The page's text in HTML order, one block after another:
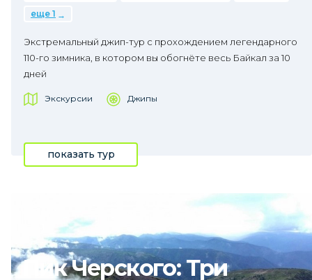
еще 1
Экстремальный джип-тур с прохождением легендарного
110-го зимника, в котором вы обогнёте весь Байкал за 10
дней
Экскурсии Джипы
показать тур
Пик Черского: Три